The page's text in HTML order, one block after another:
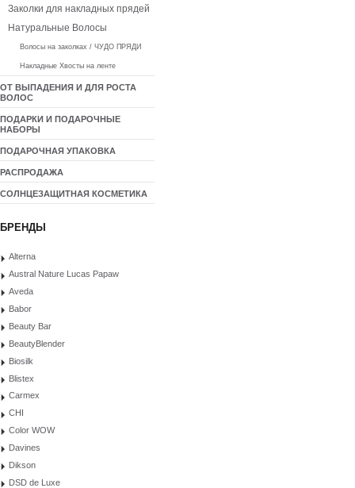
Заколки для накладных прядей
Натуральные Волосы
Волосы на заколках / ЧУДО ПРЯДИ
Накладные Хвосты на ленте
ОТ ВЫПАДЕНИЯ И ДЛЯ РОСТА
ВОЛОС
ПОДАРКИ И ПОДАРОЧНЫЕ
НАБОРЫ
ПОДАРОЧНАЯ УПАКОВКА
РАСПРОДАЖА
СОЛНЦЕЗАЩИТНАЯ КОСМЕТИКА
БРЕНДЫ
Alterna
Austral Nature Lucas Papaw
Aveda
Babor
Beauty Bar
BeautyBlender
Biosilk
Blistex
Carmex
CHI
Color WOW
Davines
Dikson
DSD de Luxe